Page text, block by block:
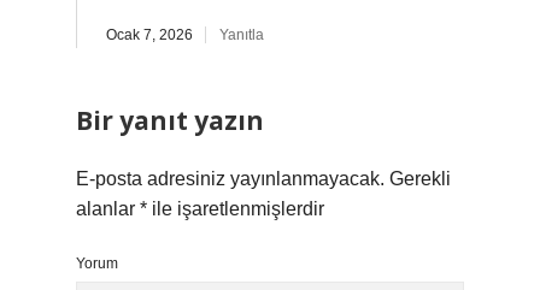
Ocak 7, 2026 Yanıtla
Bir yanıt yazın
E-posta adresiniz yayınlanmayacak. Gerekli
alanlar * ile işaretlenmişlerdir
Yorum